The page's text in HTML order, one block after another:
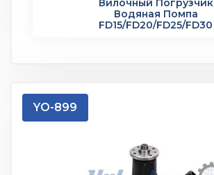
Вилочный Погрузчик
Водяная Помпа
FD15/FD20/FD25/FD30
YO-899